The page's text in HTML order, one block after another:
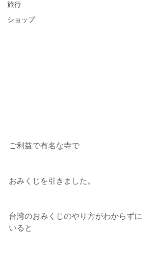
旅行
ショップ
ご利益で有名な寺で
おみくじを引きました。
台湾のおみくじのやり方がわからずに
いると